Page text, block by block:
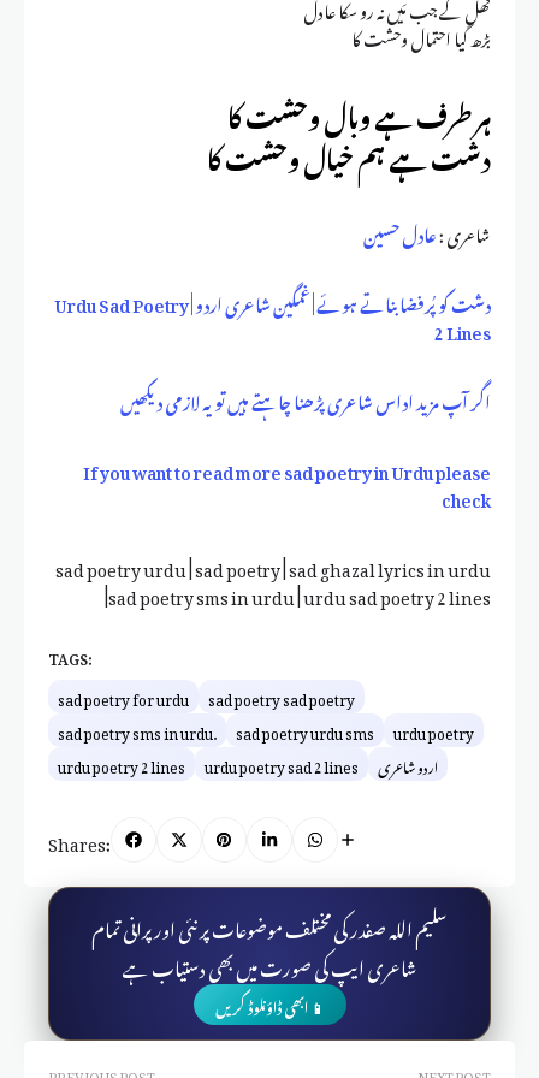
بڑھ گیا احتمال وحشت کا
ہر طرف ہے وبال وحشت کا
دشت ہے ہم خیال وحشت کا
شاعری :عادل حسین
دشت کو پُرفضا بناتے ہوئے | غمگین شاعری اردو | Urdu Sad Poetry
2 Lines
اگر آپ مزید اداس شاعری پڑھنا چاہتے ہیں تو یہ لازمی دیکھیں
If you want to read more sad poetry in Urdu please
check
sad poetry urdu | sad poetry | sad ghazal lyrics in urdu
|sad poetry sms in urdu | urdu sad poetry 2 lines
TAGS:
sad poetry for urdu sad poetry sad poetry
sad poetry sms in urdu. sad poetry urdu sms urdu poetry
urdu poetry 2 lines urdu poetry sad 2 lines اردو شاعری
Shares:
سلیم اللہ صفدر کی مختلف موضوعات پر نئی اور پرانی تمام
شاعری ایپ کی صورت میں بھی دستیاب ہے
📱 ابھی ڈاؤنلوڈ کریں